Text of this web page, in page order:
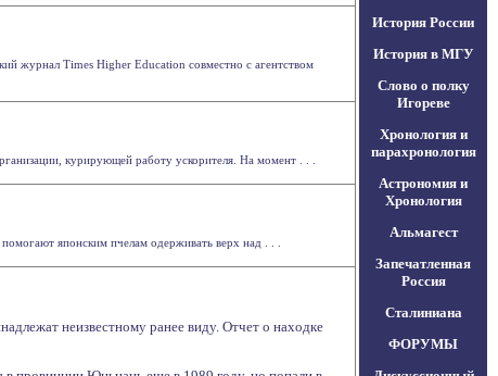
журнал Times Higher Education совместно с агентством
курирующей работу ускорителя. На момент . . .
японским пчелам одерживать верх над . . .
неизвестному ранее виду. Отчет о находке
История России
История в МГУ
Слово о полку
Игореве
Хронология и
парахронология
Астрономия и
Хронология
Альмагест
Запечатленная
Россия
Сталиниана
ФОРУМЫ